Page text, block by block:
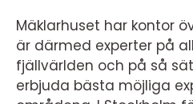
Mäklarhuset har kontor
är därmed experter på
fjällvärlden och på så
erbjuda bästa möjliga